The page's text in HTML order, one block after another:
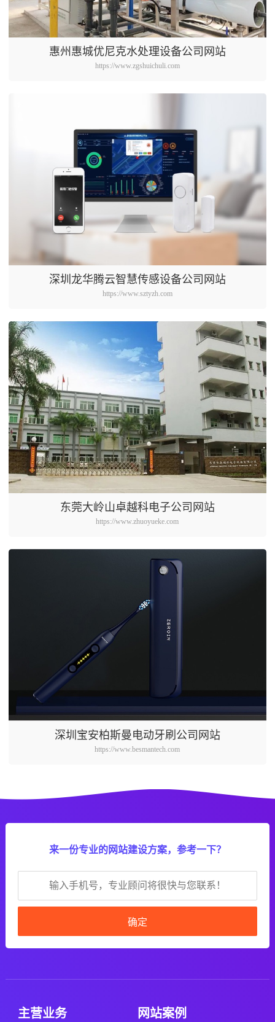
惠州惠城优尼克水处理设备公司网站
https://www.zgshuichuli.com
深圳龙华腾云智慧传感设备公司网站
https://www.sztyzh.com
东莞大岭山卓越科电子公司网站
https://www.zhuoyueke.com
深圳宝安柏斯曼电动牙刷公司网站
https://www.besmantech.com
来一份专业的网站建设方案，参考一下？
确定
主营业务 网站案例